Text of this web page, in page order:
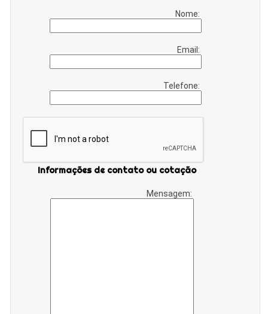
Nome:
Email:
Telefone:
Informações de contato ou cotação
Mensagem: